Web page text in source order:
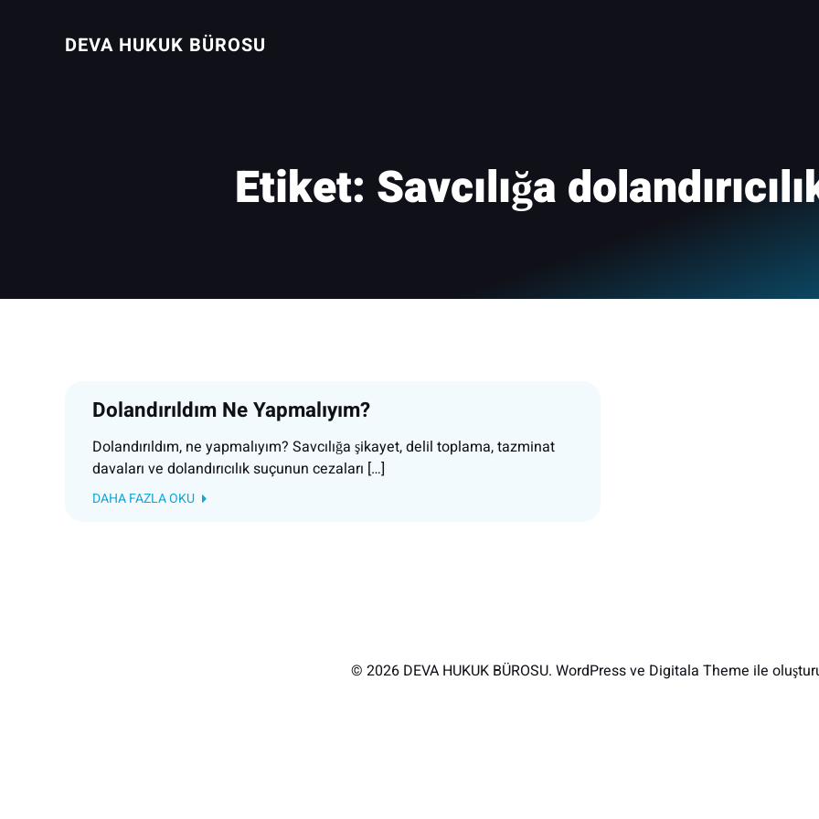
DEVA HUKUK BÜROSU
Etiket: Savcılığa
Dolandırıldım Ne Yapmalıyım?
Dolandırıldım, ne yapmalıyım? Savcılığa şikayet, delil toplama, tazminat
davaları ve dolandırıcılık suçunun cezaları […]
DAHA FAZLA OKU
© 2026 DEVA HUKUK BÜROSU. WordPress ve Digitala Theme ile